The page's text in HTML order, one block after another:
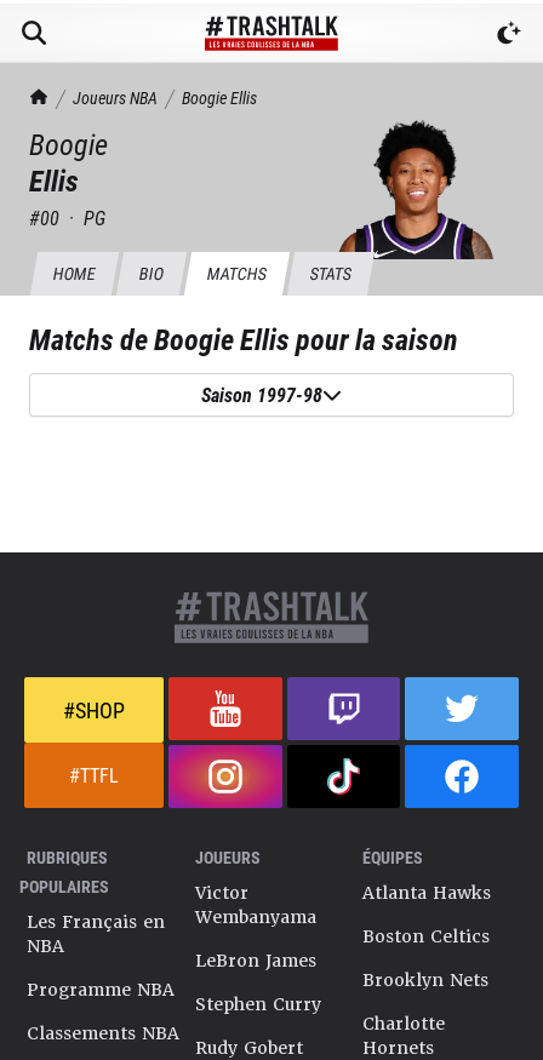
TrashTalk Actu NBA
Joueurs NBA BoogieEllis
Boogie
Ellis
#00 · PG
HOME BIO MATCHS STATS
Matchs deBoogie Ellispour la saison
Saison 1997-98
#SHOP
#TTFL
RUBRIQUES
POPULAIRES
Les Français en
NBA
Programme NBA
Classements NBA
JOUEURS
Victor
Wembanyama
LeBron James
Stephen Curry
Rudy Gobert
ÉQUIPES
Atlanta Hawks
Boston Celtics
Brooklyn Nets
Charlotte
Hornets